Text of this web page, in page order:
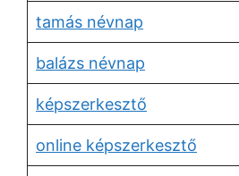
tamás névnap
balázs névnap
képszerkesztő
online képszerkesztő